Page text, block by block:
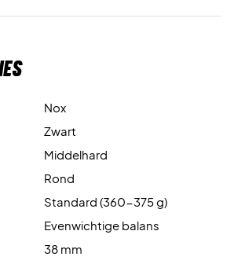
geleverd met een beschermhoes.
Nox
Zwart
Middelhard
Rond
Standard (360-375 g)
Evenwichtige balans
38 mm